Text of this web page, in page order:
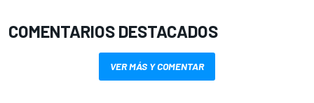
COMENTARIOS DESTACADOS
VER MÁS Y COMENTAR